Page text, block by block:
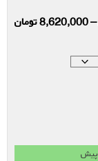
–
8,620,000تومان